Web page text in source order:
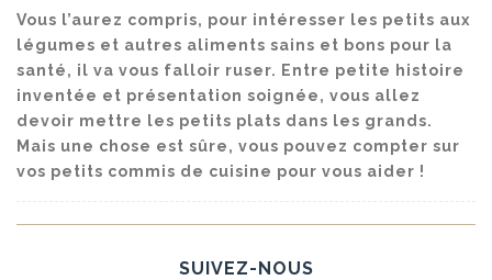
Vous l’aurez compris, pour intéresser les petits aux
légumes et autres aliments sains et bons pour la
santé, il va vous falloir ruser. Entre petite histoire
inventée et présentation soignée, vous allez
devoir mettre les petits plats dans les grands.
Mais une chose est sûre, vous pouvez compter sur
vos petits commis de cuisine pour vous aider !